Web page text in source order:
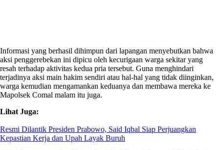
Informasi yang berhasil dihimpun dari lapangan menyebutkan bahwa
aksi penggerebekan ini dipicu oleh kecurigaan warga sekitar yang
resah terhadap aktivitas kedua pria tersebut. Guna menghindari
terjadinya aksi main hakim sendiri atau hal-hal yang tidak diinginkan,
warga kemudian mengamankan keduanya dan membawa mereka ke
Mapolsek Comal malam itu juga.
Lihat Juga:
Resmi Dilantik Presiden Prabowo, Said Iqbal Siap Perjuangkan
Kepastian Kerja dan Upah Layak Buruh